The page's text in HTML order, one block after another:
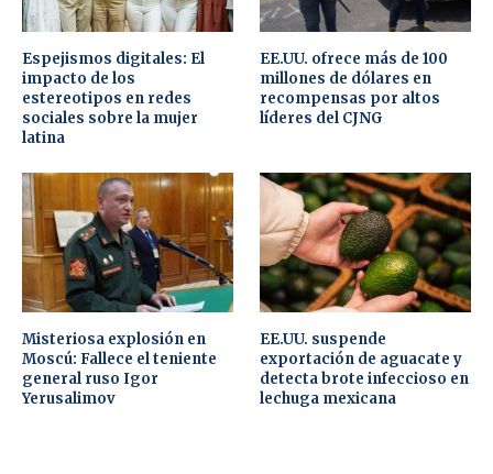
Espejismos digitales: El
impacto de los
estereotipos en redes
sociales sobre la mujer
latina
EE.UU. ofrece más de 100
millones de dólares en
recompensas por altos
líderes del CJNG
Misteriosa explosión en
Moscú: Fallece el teniente
general ruso Igor
Yerusalimov
EE.UU. suspende
exportación de aguacate y
detecta brote infeccioso en
lechuga mexicana